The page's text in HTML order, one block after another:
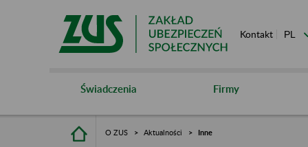
Kontakt
Świadczenia Firmy
O ZUS Aktualności Inne